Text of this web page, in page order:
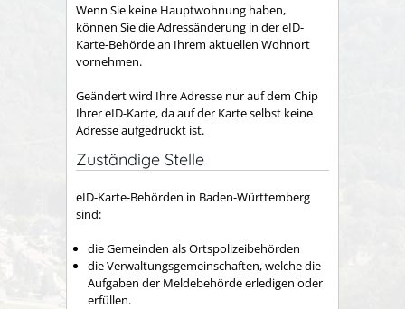
Wenn Sie keine Hauptwohnung haben,
können Sie die Adressänderung in der eID-
Karte-Behörde an Ihrem aktuellen Wohnort
vornehmen.
Geändert wird Ihre Adresse nur auf dem Chip
Ihrer eID-Karte, da auf der Karte selbst keine
Adresse aufgedruckt ist.
Zuständige Stelle
eID-Karte-Behörden in Baden-Württemberg
sind:
die Gemeinden als Ortspolizeibehörden
die Verwaltungsgemeinschaften,welche die
Aufgaben der Meldebehörde erledigen oder
erfüllen.